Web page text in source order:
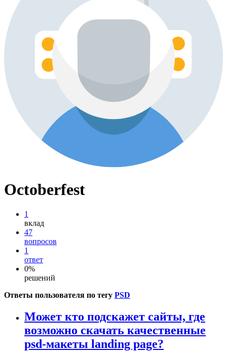
Octoberfest
1
вклад
47
вопросов
1
ответ
0%
решений
Ответы пользователя по тегу PSD
Может кто подскажет сайты, где
возможно скачать качественные
psd-макеты landing page?